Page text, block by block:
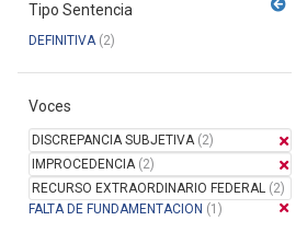
Sumarios del STJ
Manual del Usuario
Tipo Sentencia
DEFINITIVA(2)
Voces
DISCREPANCIA SUBJETIVA(2)
IMPROCEDENCIA(2)
RECURSO EXTRAORDINARIO FEDERAL (2)
FALTA DE FUNDAMENTACION (1)